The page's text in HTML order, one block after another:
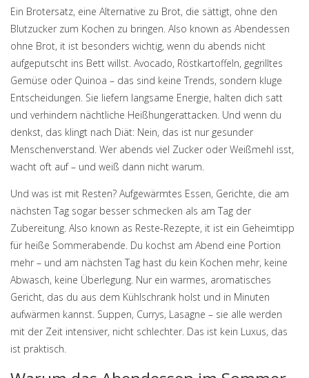
Ein Brotersatz, eine Alternative zu Brot, die sättigt, ohne den
Blutzucker zum Kochen zu bringen. Also known as Abendessen
ohne Brot, it ist besonders wichtig, wenn du abends nicht
aufgeputscht ins Bett willst. Avocado, Röstkartoffeln, gegrilltes
Gemüse oder Quinoa – das sind keine Trends, sondern kluge
Entscheidungen. Sie liefern langsame Energie, halten dich satt
und verhindern nächtliche Heißhungerattacken. Und wenn du
denkst, das klingt nach Diät: Nein, das ist nur gesunder
Menschenverstand. Wer abends viel Zucker oder Weißmehl isst,
wacht oft auf – und weiß dann nicht warum.
Und was ist mit Resten? Aufgewärmtes Essen, Gerichte, die am
nächsten Tag sogar besser schmecken als am Tag der
Zubereitung. Also known as Reste-Rezepte, it ist ein Geheimtipp
für heiße Sommerabende. Du kochst am Abend eine Portion
mehr – und am nächsten Tag hast du kein Kochen mehr, keine
Abwasch, keine Überlegung. Nur ein warmes, aromatisches
Gericht, das du aus dem Kühlschrank holst und in Minuten
aufwärmen kannst. Suppen, Currys, Lasagne – sie alle werden
mit der Zeit intensiver, nicht schlechter. Das ist kein Luxus, das
ist praktisch.